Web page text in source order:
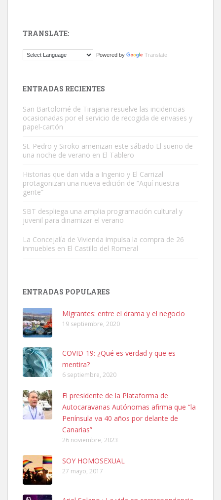
El ayuntamiento se va a llevar a Los Gatos callejeros de la zona los
Este gato macho ha aparecido en la calle hace menos de un mes,
es muy manso y extremadamente cari...
Leales.org » Gran Canaria
Leales.org » Gran Canaria
SHIBA PERDIDO AVDA JOSE MESA Y LOPEZ
PERRO MACHO RAZA SHIBA CON MICROCHIP PERDIDO HOY
06/07/2025 ZONA MESA Y LOPEZ. ES MUY ASUSTADIZO
Leales.org » Gran Canaria
6.7.2025
TRANSLATE:
Powered by Translate
ENTRADAS RECIENTES
San Bartolomé de Tirajana resuelve las incidencias
ocasionadas por el servicio de recogida de envases y
papel-cartón
St. Pedro y Siroko amenizan este sábado El sueño de
una noche de verano en El Tablero
Historias que dan vida a Ingenio y El Carrizal
protagonizan una nueva edición de “Aquí nuestra
gente”
SBT despliega una amplia programación cultural y
juvenil para dinamizar el verano
La Concejalía de Vivienda impulsa la compra de 26
inmuebles en El Castillo del Romeral
ENTRADAS POPULARES
Migrantes: entre el drama y el negocio
19 septiembre, 2020
COVID-19: ¿Qué es verdad y que es
mentira?
6 septiembre, 2020
El presidente de la Plataforma de
Autocaravanas Autónomas afirma que “la
Península va 40 años por delante de
Canarias”
26 noviembre, 2023
SOY HOMOSEXUAL
27 mayo, 2017